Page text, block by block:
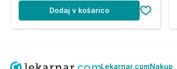
Dodaj v košarico
Lekarnar.comNakup